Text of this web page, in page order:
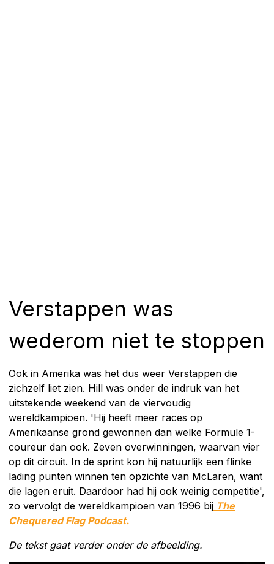
Verstappen was
wederom niet te stoppen
Ook in Amerika was het dus weer Verstappen die
zichzelf liet zien. Hill was onder de indruk van het
uitstekende weekend van de viervoudig
wereldkampioen. 'Hij heeft meer races op
Amerikaanse grond gewonnen dan welke Formule 1-
coureur dan ook. Zeven overwinningen, waarvan vier
op dit circuit. In de sprint kon hij natuurlijk een flinke
lading punten winnen ten opzichte van McLaren, want
die lagen eruit. Daardoor had hij ook weinig competitie',
zo vervolgt de wereldkampioen van 1996 bij The
Chequered Flag Podcast.
De tekst gaat verder onder de afbeelding.